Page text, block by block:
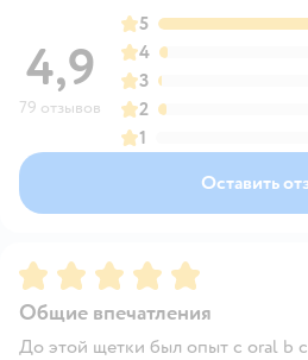
4,9
79 отзывов
5
4
3
2
1
Оставить
Рейтинг:5
Общие впечатления
До этой щетки был опыт с oral b